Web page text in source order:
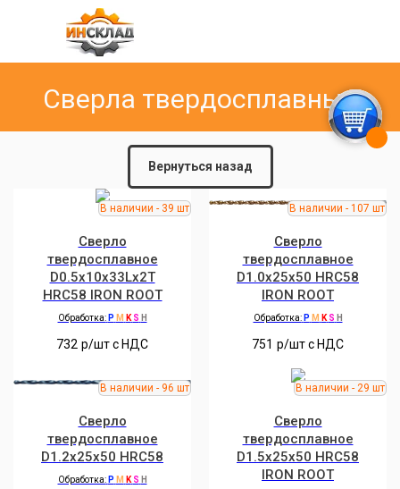
Сверла твердосплавные
Вернуться назад
Сверло
твердосплавное
D0.5x10x33Lx2T
HRC58 IRON ROOT
Обработка: P M K S H
732 р/шт c НДС
Сверло
твердосплавное
D1.0x25x50 HRC58
IRON ROOT
Обработка: P M K S H
751 р/шт c НДС
Сверло
твердосплавное
D1.2x25x50 HRC58
Обработка: P M K S H
Сверло
твердосплавное
D1.5x25x50 HRC58
IRON ROOT